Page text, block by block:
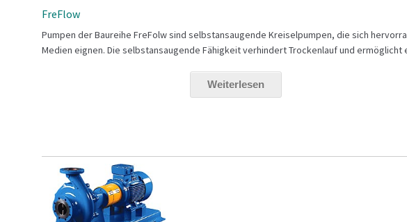
FreFlow
Pumpen der Baureihe FreFolw sind selbstansaugende Kreiselpumpen, die sich
Medien eignen. Die selbstansaugende Fähigkeit verhindert Trockenlauf und ermöglicht
Weiterlesen